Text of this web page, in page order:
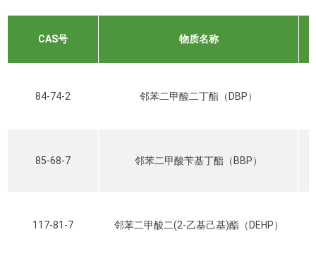
CAS号 物质名称
84-74-2 邻苯二甲酸二丁酯（DBP）
85-68-7 邻苯二甲酸苄基丁酯（BBP）
117-81-7 邻苯二甲酸二(2-乙基己基)酯（DEHP）